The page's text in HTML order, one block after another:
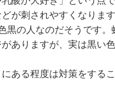
が刺されやすくなります
黒の人なのだそうです。
ありますが、実は黒い
ある程度は対策をする